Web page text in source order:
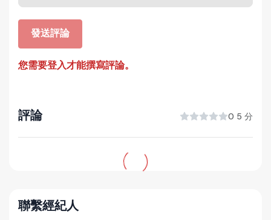
發送評論
您需要登入才能撰寫評論。
評論 0 5 分
聯繫經紀人